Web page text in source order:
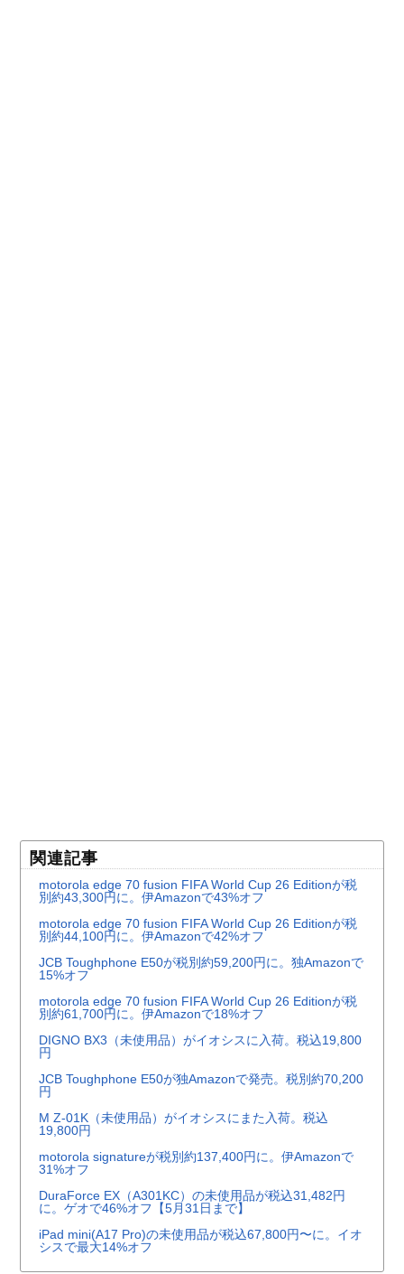
関連記事
motorola edge 70 fusion FIFA World Cup 26 Editionが税
別約43,300円に。伊Amazonで43%オフ
motorola edge 70 fusion FIFA World Cup 26 Editionが税
別約44,100円に。伊Amazonで42%オフ
JCB Toughphone E50が税別約59,200円に。独Amazonで
15%オフ
motorola edge 70 fusion FIFA World Cup 26 Editionが税
別約61,700円に。伊Amazonで18%オフ
DIGNO BX3（未使用品）がイオシスに入荷。税込19,800
円
JCB Toughphone E50が独Amazonで発売。税別約70,200
円
M Z-01K（未使用品）がイオシスにまた入荷。税込
19,800円
motorola signatureが税別約137,400円に。伊Amazonで
31%オフ
DuraForce EX（A301KC）の未使用品が税込31,482円
に。ゲオで46%オフ【5月31日まで】
iPad mini(A17 Pro)の未使用品が税込67,800円〜に。イオ
シスで最大14%オフ